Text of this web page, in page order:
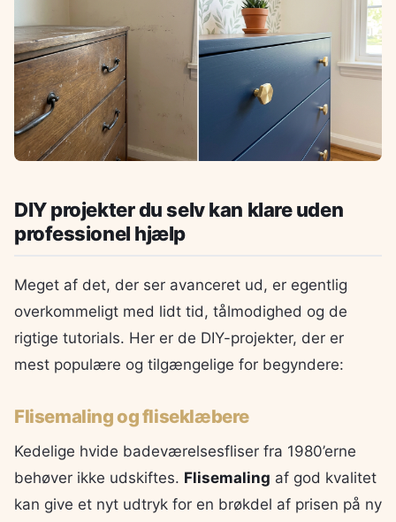
DIY projekter du selv kan klare uden
professionel hjælp
Meget af det, der ser avanceret ud, er egentlig
overkommeligt med lidt tid, tålmodighed og de
rigtige tutorials. Her er de DIY-projekter, der er
mest populære og tilgængelige for begyndere:
Flisemaling og fliseklæbere
Kedelige hvide badeværelsesfliser fra 1980’erne
behøver ikke udskiftes. Flisemaling af god kvalitet
kan give et nyt udtryk for en brøkdel af prisen på ny